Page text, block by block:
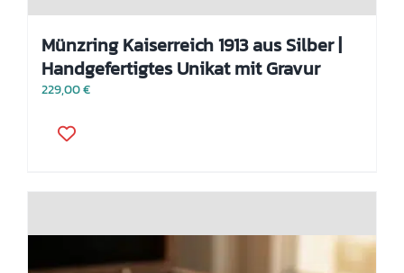
Münzring Kaiserreich 1913 aus Silber |
Handgefertigtes Unikat mit Gravur
229,00€
Produkt
Optionen
auf